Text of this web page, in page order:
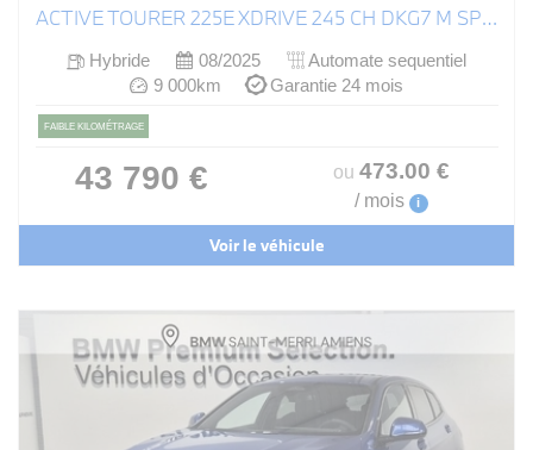
ACTIVE TOURER 225E XDRIVE 245 CH DKG7 M SPORT
Hybride 08/2025
Automate sequentiel
9 000km
Garantie 24 mois
FAIBLE KILOMÉTRAGE
43 790 € ou 473.00 €
/ mois i
Voir le véhicule